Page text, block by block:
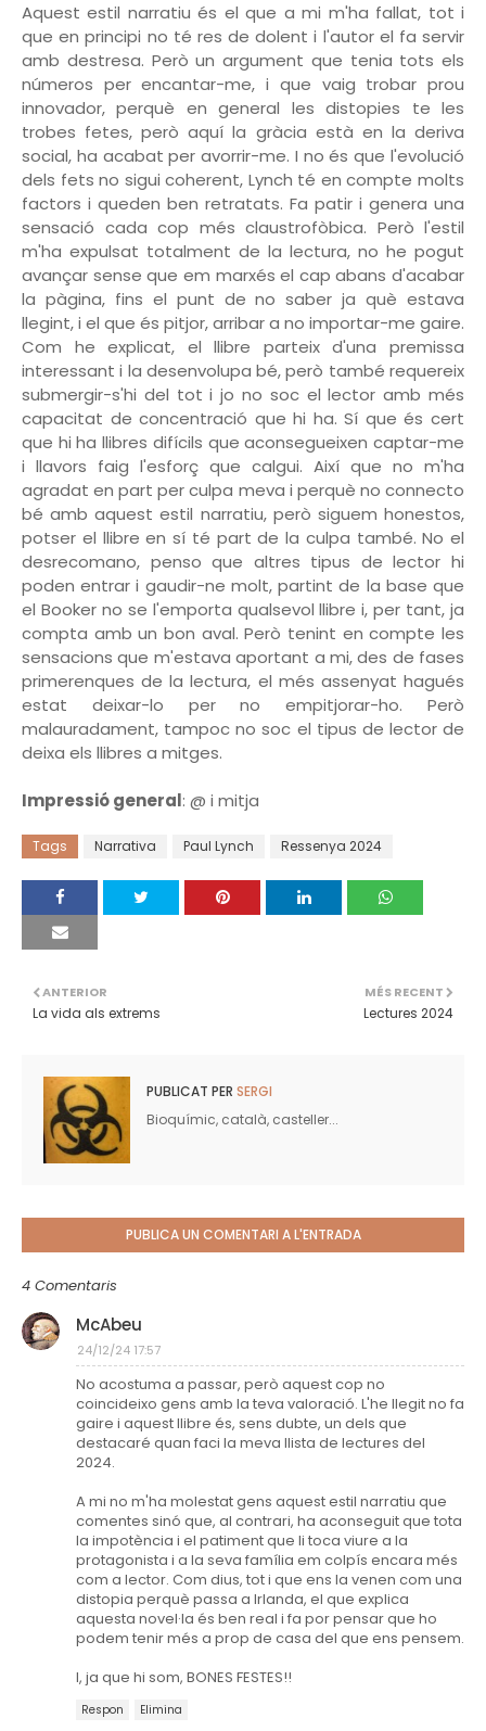
Aquest estil narratiu és el que a mi m'ha fallat, tot i
que en principi no té res de dolent i l'autor el fa servir
amb destresa. Però un argument que tenia tots els
números per encantar-me, i que vaig trobar prou
innovador, perquè en general les distopies te les
trobes fetes, però aquí la gràcia està en la deriva
social, ha acabat per avorrir-me. I no és que l'evolució
dels fets no sigui coherent, Lynch té en compte molts
factors i queden ben retratats. Fa patir i genera una
sensació cada cop més claustrofòbica. Però l'estil
m'ha expulsat totalment de la lectura, no he pogut
avançar sense que em marxés el cap abans d'acabar
la pàgina, fins el punt de no saber ja què estava
llegint, i el que és pitjor, arribar a no importar-me gaire.
Com he explicat, el llibre parteix d'una premissa
interessant i la desenvolupa bé, però també requereix
submergir-s'hi del tot i jo no soc el lector amb més
capacitat de concentració que hi ha. Sí que és cert
que hi ha llibres difícils que aconsegueixen captar-me
i llavors faig l'esforç que calgui. Així que no m'ha
agradat en part per culpa meva i perquè no connecto
bé amb aquest estil narratiu, però siguem honestos,
potser el llibre en sí té part de la culpa també. No el
desrecomano, penso que altres tipus de lector hi
poden entrar i gaudir-ne molt, partint de la base que
el Booker no se l'emporta qualsevol llibre i, per tant, ja
compta amb un bon aval. Però tenint en compte les
sensacions que m'estava aportant a mi, des de fases
primerenques de la lectura, el més assenyat hagués
estat deixar-lo per no empitjorar-ho. Però
malauradament, tampoc no soc el tipus de lector de
deixa els llibres a mitges.
Impressió general: @ i mitja
Tags Narrativa Paul Lynch Ressenya 2024
MÉS RECENT
Lectures 2024
ANTERIOR
La vida als extrems
PUBLICAT PER SERGI
Bioquímic, català, casteller...
PUBLICA UN COMENTARI A L'ENTRADA
4 Comentaris
McAbeu
24/12/24 17:57
No acostuma a passar, però aquest cop no
coincideixo gens amb la teva valoració. L'he llegit no fa
gaire i aquest llibre és, sens dubte, un dels que
destacaré quan faci la meva llista de lectures del
2024.
A mi no m'ha molestat gens aquest estil narratiu que
comentes sinó que, al contrari, ha aconseguit que tota
la impotència i el patiment que li toca viure a la
protagonista i a la seva família em colpís encara més
com a lector. Com dius, tot i que ens la venen com una
distopia perquè passa a Irlanda, el que explica
aquesta novel·la és ben real i fa por pensar que ho
podem tenir més a prop de casa del que ens pensem.
I, ja que hi som, BONES FESTES!!
Respon Elimina